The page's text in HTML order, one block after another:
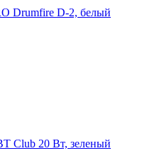
Drumfire D-2, белый
Club 20 Вт, зеленый